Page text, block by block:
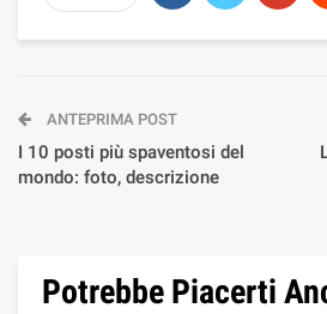
ANTEPRIMA POST
I 10 posti più spaventosi del
mondo: foto, descrizione
Potrebbe Piacerti